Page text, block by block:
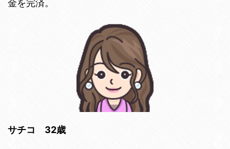
金を完済。
サチコ 32歳